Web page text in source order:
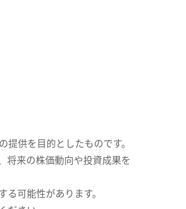
供を目的としたものです。
将来の株価動向や投資成果を
可能性があります。